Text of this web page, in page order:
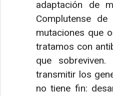
adaptación de
Complutense
mutaciones que
tratamos con
que
transmitir los
no tiene fin: